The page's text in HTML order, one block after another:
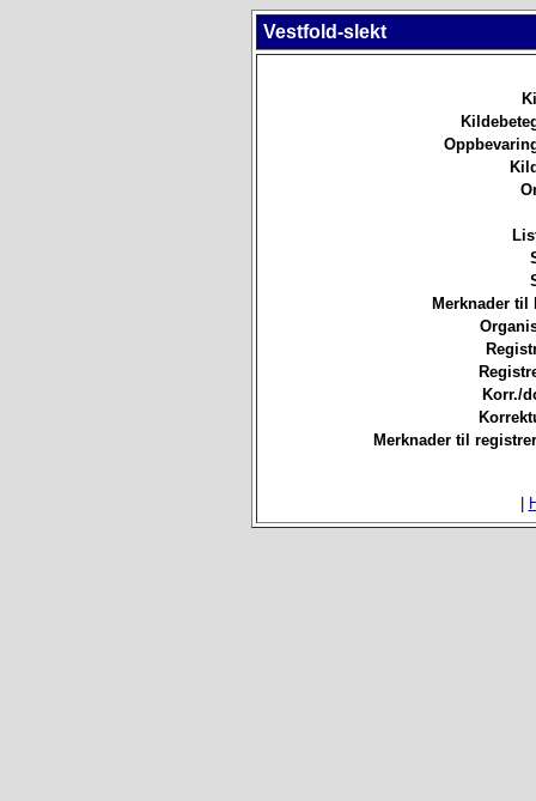
Vestfold-slekt
Merknader til
Korr./
Merknader til